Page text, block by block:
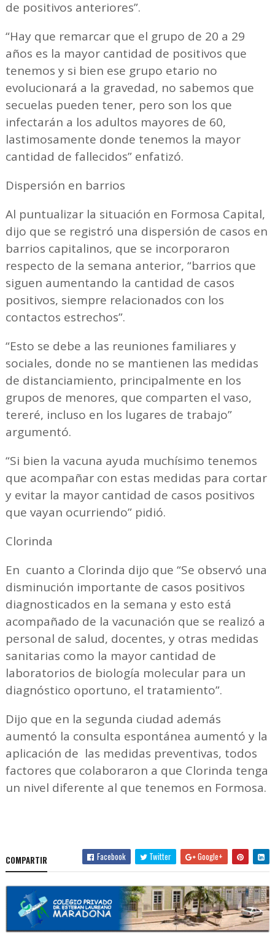
de positivos anteriores”.
“Hay que remarcar que el grupo de 20 a 29
años es la mayor cantidad de positivos que
tenemos y si bien ese grupo etario no
evolucionará a la gravedad, no sabemos que
secuelas pueden tener, pero son los que
infectarán a los adultos mayores de 60,
lastimosamente donde tenemos la mayor
cantidad de fallecidos” enfatizó.
Dispersión en barrios
Al puntualizar la situación en Formosa Capital,
dijo que se registró una dispersión de casos en
barrios capitalinos, que se incorporaron
respecto de la semana anterior, “barrios que
siguen aumentando la cantidad de casos
positivos, siempre relacionados con los
contactos estrechos”.
“Esto se debe a las reuniones familiares y
sociales, donde no se mantienen las medidas
de distanciamiento, principalmente en los
grupos de menores, que comparten el vaso,
tereré, incluso en los lugares de trabajo”
argumentó.
“Si bien la vacuna ayuda muchísimo tenemos
que acompañar con estas medidas para cortar
y evitar la mayor cantidad de casos positivos
que vayan ocurriendo” pidió.
Clorinda
En cuanto a Clorinda dijo que “Se observó una
disminución importante de casos positivos
diagnosticados en la semana y esto está
acompañado de la vacunación que se realizó a
personal de salud, docentes, y otras medidas
sanitarias como la mayor cantidad de
laboratorios de biología molecular para un
diagnóstico oportuno, el tratamiento”.
Dijo que en la segunda ciudad además
aumentó la consulta espontánea aumentó y la
aplicación de las medidas preventivas, todos
factores que colaboraron a que Clorinda tenga
un nivel diferente al que tenemos en Formosa.
COMPARTIR Facebook Twitter Google+